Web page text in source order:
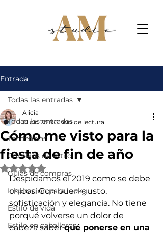
Entrada
Todas las entradas
Tendencias
Consejos de estilo
Guías de compras
Inspiración para looks
Estilo de vida
Estilo en caballeros
Todas las entradas
Cómo me visto para la
fiesta de fin de año
Alicia
31 dic 2019 3 min de lectura
Obtuvo NaN de 5 estrellas.
Despidamos el 2019 como se debe
chicos. Con buen gusto,
sofisticación y elegancia. No tiene
porqué volverse un dolor de
cabeza saber qué ponerse en una